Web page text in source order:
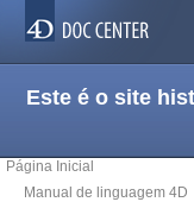
Este é o site
Página Inicial
Manual de linguagem 4D